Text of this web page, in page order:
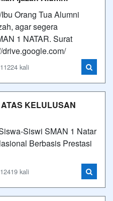
Orang Tua Alumni
agar segera
1 NATAR. Surat
kali
KELULUSAN
Siswi SMAN 1 Natar
Berbasis Prestasi
kali